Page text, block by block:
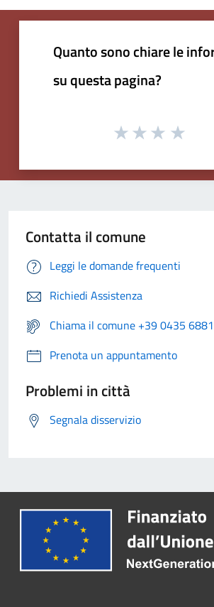
Quanto sono chiare le
su questa pagina?
Contatta il comune
Leggi le domande frequenti
Richiedi Assistenza
Chiama il comune +39 0435
Prenota un appuntamento
Problemi in città
Segnala disservizio